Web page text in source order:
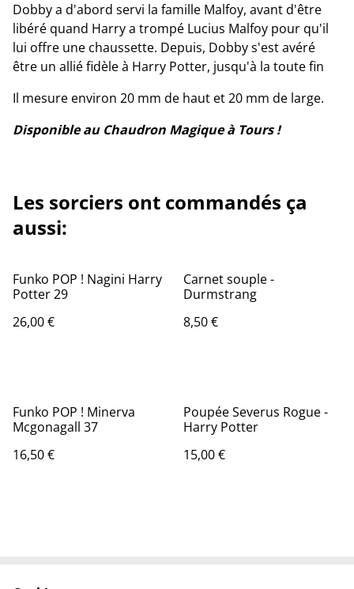
Dobby a d'abord servi la famille Malfoy, avant d'être
libéré quand Harry a trompé Lucius Malfoy pour qu'il
lui offre une chaussette. Depuis, Dobby s'est avéré
être un allié fidèle à Harry Potter, jusqu'à la toute fin
Il mesure environ 20 mm de haut et 20 mm de large.
Disponible au Chaudron Magique à Tours !
Les sorciers ont commandés ça
aussi:
Funko POP ! Nagini Harry
Potter 29
26,00 €
Carnet souple -
Durmstrang
8,50 €
Funko POP ! Minerva
Mcgonagall 37
16,50 €
Poupée Severus Rogue -
Harry Potter
15,00 €